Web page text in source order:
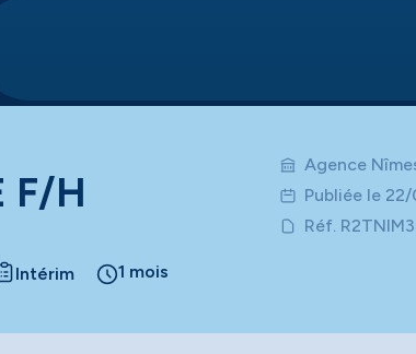
F/H
Agence
Publiée le
Réf.
Intérim 1 mois